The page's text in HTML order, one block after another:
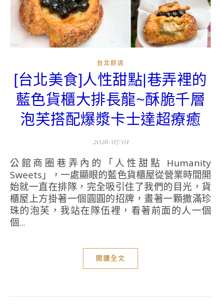
台北好店
[台北美食]人性甜點|巷弄裡的
藍色貨櫃大排長龍~酥脆千層
泡芙搭配爆漿卡士達超療癒
2026/07/01
公館商圈巷弄內的「人性甜點 Humanity
Sweets」，一處顯眼的藍色貨櫃屋從營業時間開
始就一直在排隊，完全吸引住了我們的目光，貨
櫃屋上方掛著一個圓圓的招牌，畫著一顆撒滿珍
珠的泡芙，我站在隊伍裡，看著前面的人一個
個...
閱讀全文